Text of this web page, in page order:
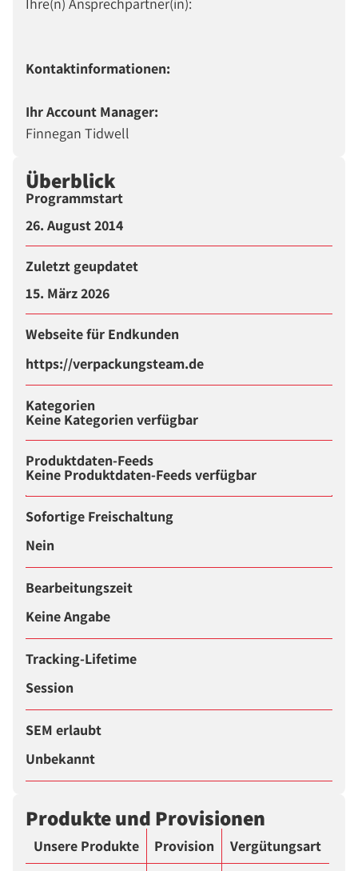
Kontaktinformationen:
Ihr Account Manager:
Finnegan Tidwell
Überblick
Programmstart
26. August 2014
Zuletzt geupdatet
15. März 2026
Webseite für Endkunden
https://verpackungsteam.de
Kategorien
Keine Kategorien verfügbar
Produktdaten-Feeds
Keine Produktdaten-Feeds verfügbar
Sofortige Freischaltung
Nein
Bearbeitungszeit
Keine Angabe
Tracking-Lifetime
Session
SEM erlaubt
Unbekannt
Produkte und Provisionen
Unsere Produkte Provision
Vergütungsart